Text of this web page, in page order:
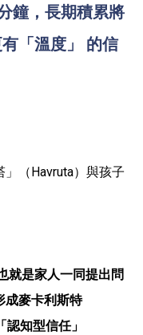
鐘，長期積累將
「溫度」 的信
（Havruta）與孩子
就是家人一同提出問
成麥卡利斯特
知型信任」